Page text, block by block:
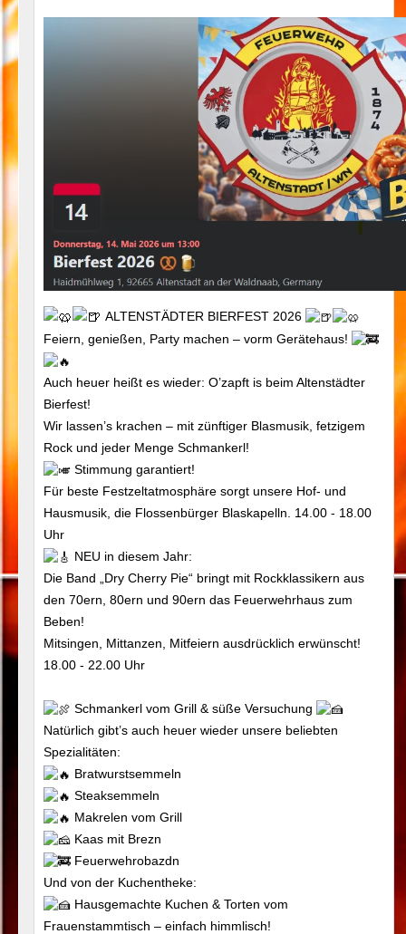
ALTENSTÄDTER BIERFEST 2026
Feiern, genießen, Party machen – vorm Gerätehaus!
Auch heuer heißt es wieder: O’zapft is beim Altenstädter
Bierfest!
Wir lassen’s krachen – mit zünftiger Blasmusik, fetzigem
Rock und jeder Menge Schmankerl!
Stimmung garantiert!
Für beste Festzeltatmosphäre sorgt unsere Hof- und
Hausmusik, die Flossenbürger Blaskapelln. 14.00 - 18.00
Uhr
NEU in diesem Jahr:
Die Band „Dry Cherry Pie“ bringt mit Rockklassikern aus
den 70ern, 80ern und 90ern das Feuerwehrhaus zum
Beben!
Mitsingen, Mittanzen, Mitfeiern ausdrücklich erwünscht!
18.00 - 22.00 Uhr
Schmankerl vom Grill & süße Versuchung
Natürlich gibt’s auch heuer wieder unsere beliebten
Spezialitäten:
Bratwurstsemmeln
Steaksemmeln
Makrelen vom Grill
Kaas mit Brezn
Feuerwehrobazdn
Und von der Kuchentheke:
Hausgemachte Kuchen & Torten vom
Frauenstammtisch – einfach himmlisch!